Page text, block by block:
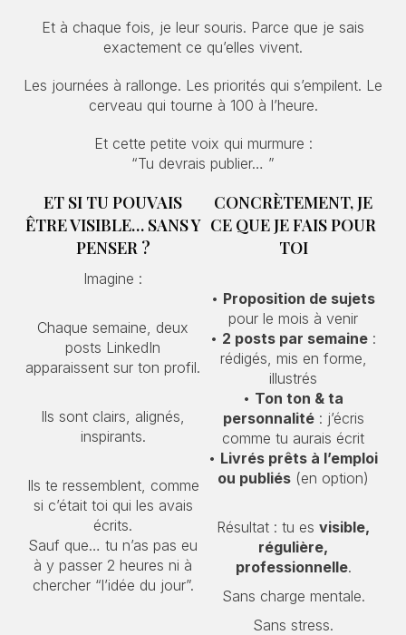
Et à chaque fois, je leur souris. Parce que je sais
exactement ce qu’elles vivent.
Les journées à rallonge. Les priorités qui s’empilent. Le
cerveau qui tourne à 100 à l’heure.
Et cette petite voix qui murmure :
“Tu devrais publier… ”
ET SI TU POUVAIS
ÊTRE VISIBLE… SANS Y
PENSER ?
Imagine :
Chaque semaine, deux
posts LinkedIn
apparaissent sur ton profil.
Ils sont clairs, alignés,
inspirants.
Ils te ressemblent, comme
si c’était toi qui les avais
écrits.
Sauf que… tu n’as pas eu
à y passer 2 heures ni à
chercher “l’idée du jour”.
CONCRÈTEMENT, JE
CE QUE JE FAIS POUR
TOI
• Proposition de sujets
pour le mois à venir
• 2 posts par semaine :
rédigés, mis en forme,
illustrés
• Ton ton & ta
personnalité: j’écris
comme tu aurais écrit
• Livrés prêts à l’emploi
ou publiés (en option)
Résultat : tu es visible,
régulière,
professionnelle.
Sans charge mentale.
Sans stress.